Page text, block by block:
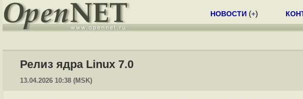
НОВОСТИ (+)
Релиз ядра Linux 7.0
13.04.2026 10:38 (MSK)